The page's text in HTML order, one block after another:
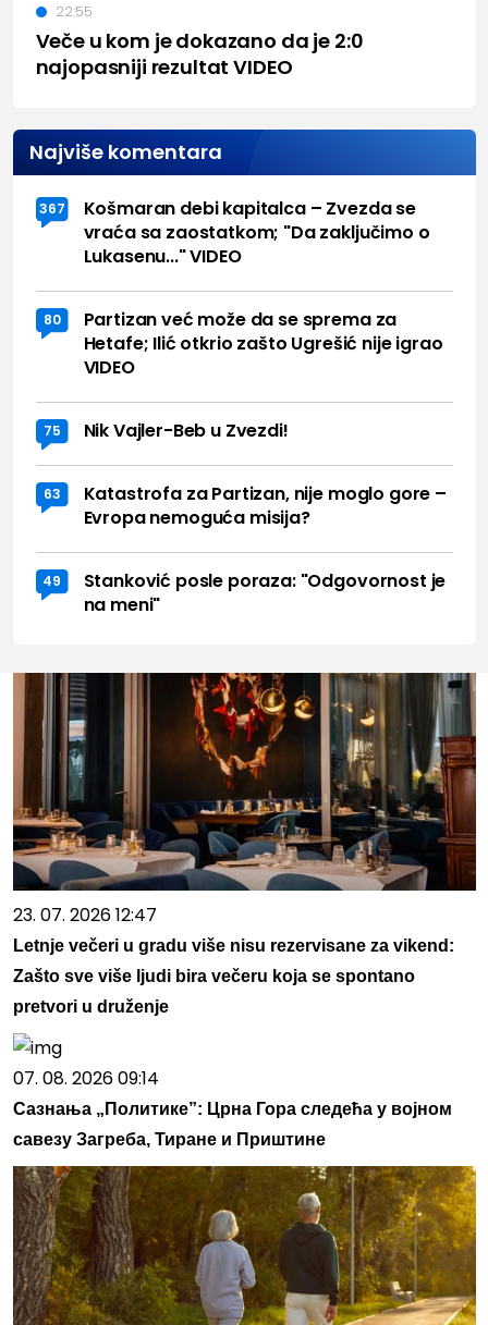
Veče u kom je dokazano da je 2:0
najopasniji rezultat VIDEO
22:55
Najviše komentara
367
Košmaran debi kapitalca – Zvezda se
vraća sa zaostatkom; "Da zaključimo o
Lukasenu..." VIDEO
80
Partizan već može da se sprema za
Hetafe; Ilić otkrio zašto Ugrešić nije igrao
VIDEO
75 Nik Vajler-Beb u Zvezdi!
63
Katastrofa za Partizan, nije moglo gore –
Evropa nemoguća misija?
49
Stanković posle poraza: "Odgovornost je
na meni"
23. 07. 2026 12:47
Letnje večeri u gradu više nisu rezervisane za vikend:
Zašto sve više ljudi bira večeru koja se spontano
pretvori u druženje
07. 08. 2026 09:14
Сазнања „Политике”: Црна Гора следећа у војном
савезу Загреба, Тиране и Приштине